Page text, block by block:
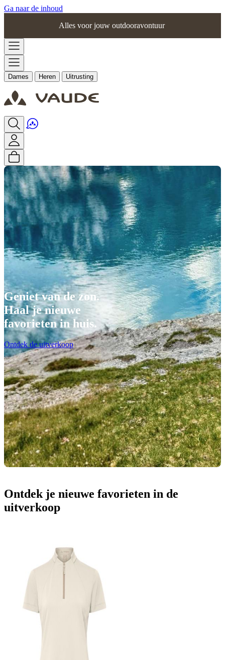
Ga naar de inhoud
Alles voor jouw outdooravontuur
Dames Heren Uitrusting
Geniet van de zon.
Haal je nieuwe
favorieten in huis.
Ontdek de uitverkoop
Ontdek je nieuwe favorieten in de
uitverkoop